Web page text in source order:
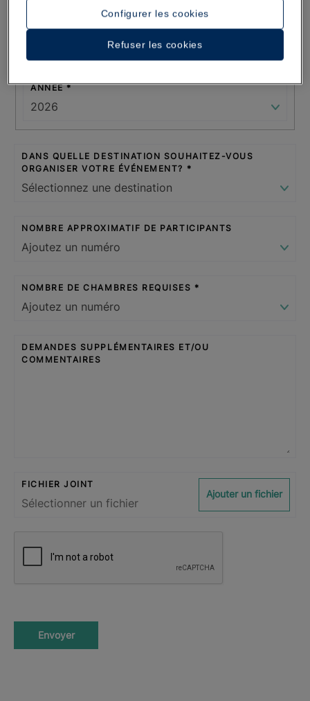
ANNÉE
DANS QUELLE DESTINATION SOUHAITEZ-VOUS
ORGANISER VOTRE ÉVÉNEMENT?
NOMBRE APPROXIMATIF DE PARTICIPANTS
NOMBRE DE CHAMBRES REQUISES
DEMANDES SUPPLÉMENTAIRES ET/OU
COMMENTAIRES
FICHIER JOINT
Ajouter un fichier
Envoyer
Configurer les cookies
Refuser les cookies